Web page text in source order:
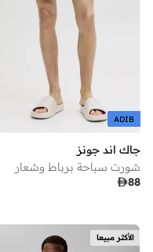
ADIB
جاك اند جونز
شورت سباحة برباط وشعار
88
الأكثر مبيعا